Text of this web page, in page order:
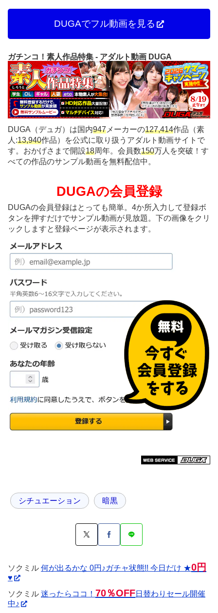
DUGAでフル動画を見る
ガチンコ！素人作品特集 - アダルト動画 DUGA
DUGA（デュガ）は国内947 メーカーの127,414作品（素
人:13,940作品）を公式に取り扱うアダルト動画サイトで
す。おかげさまで開設18周年。会員数150万人を突破！す
べての作品のサンプル動画を無料配信中。
DUGAの会員登録
DUGAの会員登録はとっても簡単。4か所入力して登録ボ
タンを押すだけでサンプル動画が見放題。下の画像をクリ
ックしますと登録ページが表示されます。
シチュエーション 暗黒
ソクミル 何が出るかな 0円♪ガチャ状態!! 今日だけ ★0円
♥
ソクミル 迷ったらココ！ 70％OFF日替わりセール開催
中♪